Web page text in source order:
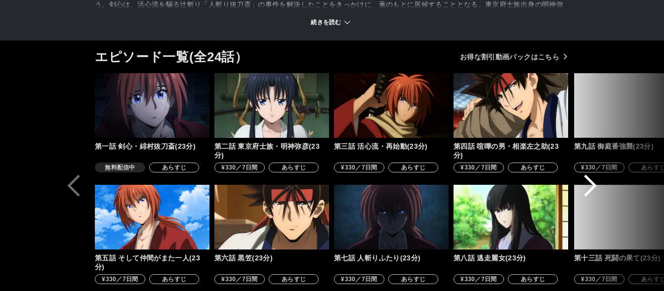
う。剣心は、活心流を騙る辻斬り「人斬り抜刀斎」の事件を解決したことをきっかけに、薫のもとに居候することとなる。東京府士族出身の明神弥
続きを読む
エピソード一覧(全24話） お得な割引動画パックはこちら
第一話 剣心・緋村抜刀斎(23分)
無料配信中 あらすじ
第二話 東京府士族・明神弥彦(23
分)
¥330／7日間 あらすじ
第三話 活心流・再始動(23分)
¥330／7日間 あらすじ
第四話 喧嘩の男・相楽左之助(23
分)
¥330／7日間 あらすじ
第五話 そして仲間がまた一人(23
分)
¥330／7日間 あらすじ
第六話 黒笠(23分)
¥330／7日間 あらすじ
第七話 人斬りふたり(23分)
¥330／7日間 あらすじ
第八話 逃走麗女(23分)
¥330／7日間 あらすじ
第九話 御庭番強襲(23分)
¥330／7日間 あらす
第十三話 死闘の果て(23分)
¥330／7日間 あらす